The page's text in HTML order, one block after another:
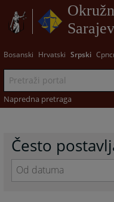
Bosanski Hrvatski Srpski
Napredna pretraga
Često